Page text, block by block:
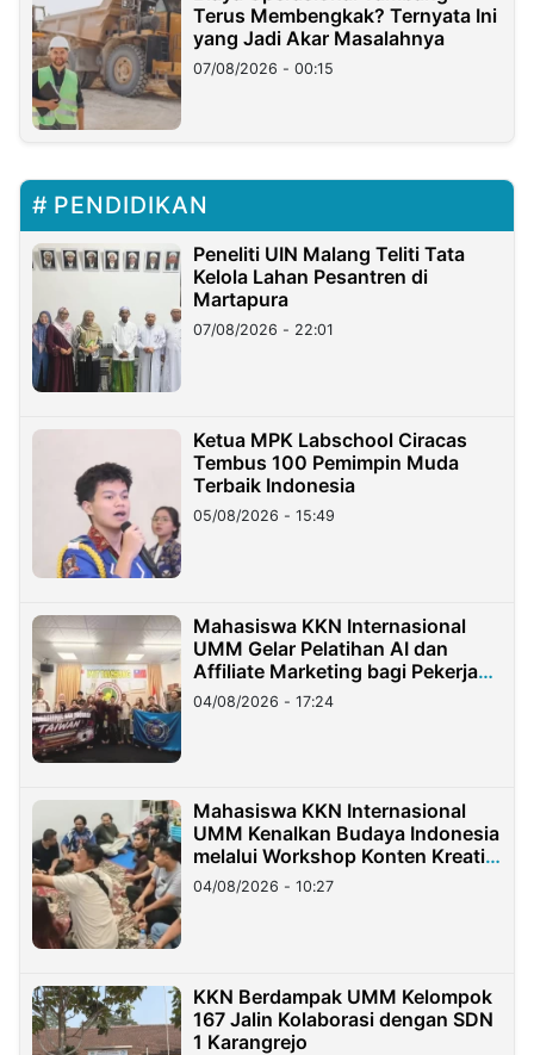
Terus Membengkak? Ternyata Ini
yang Jadi Akar Masalahnya
07/08/2026 - 00:15
PENDIDIKAN
Peneliti UIN Malang Teliti Tata
Kelola Lahan Pesantren di
Martapura
07/08/2026 - 22:01
Ketua MPK Labschool Ciracas
Tembus 100 Pemimpin Muda
Terbaik Indonesia
05/08/2026 - 15:49
Mahasiswa KKN Internasional
UMM Gelar Pelatihan AI dan
Affiliate Marketing bagi Pekerja
Migran Indonesia di Taiwan
04/08/2026 - 17:24
Mahasiswa KKN Internasional
UMM Kenalkan Budaya Indonesia
melalui Workshop Konten Kreatif
di Taiwan
04/08/2026 - 10:27
KKN Berdampak UMM Kelompok
167 Jalin Kolaborasi dengan SDN
1 Karangrejo